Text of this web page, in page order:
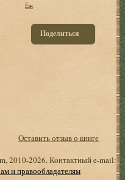
Ёж
Поделиться
Оставить отзыв о книге
2010-2026. Контактный e-mail:
и правообладателям